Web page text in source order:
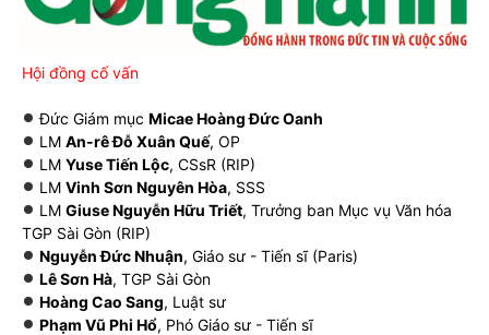
Hội đồng cố vấn
Đức Giám mục Micae Hoàng Đức Oanh
LM An-rê Đỗ Xuân Quế, OP
LM Yuse Tiến Lộc, CSsR (RIP)
LM Vinh Sơn Nguyên Hòa, SSS
LM Giuse Nguyễn Hữu Triết, Trưởng ban Mục vụ Văn hóa
TGP Sài Gòn (RIP)
Nguyễn Đức Nhuận, Giáo sư - Tiến sĩ (Paris)
Lê Sơn Hà, TGP Sài Gòn
Hoàng Cao Sang, Luật sư
Phạm Vũ Phi Hổ, Phó Giáo sư - Tiến sĩ